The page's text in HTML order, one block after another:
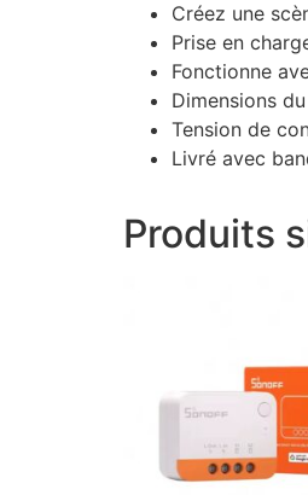
Créez une
Prise en
Fonctionne
Dimensions
Tension de
Livré avec
Produits